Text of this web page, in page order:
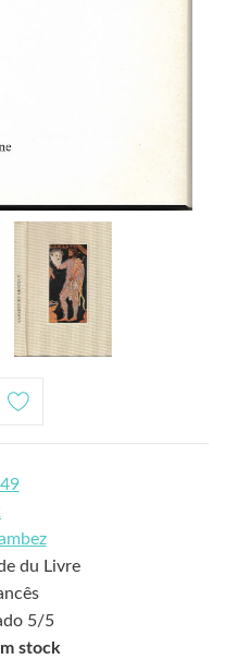
du Livre
5/5
stock